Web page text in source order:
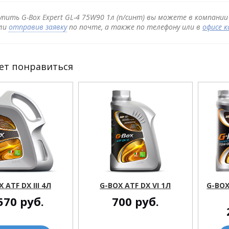
G-Box Expert GL-4 75W90 1л (п/синт) вы можете в
отправив заявкупо почте, а также по телефону или в офисе
понравиться
ATF DX III 4Л
руб.
G-BOX ATF DX VI 1Л
700 руб.
G-